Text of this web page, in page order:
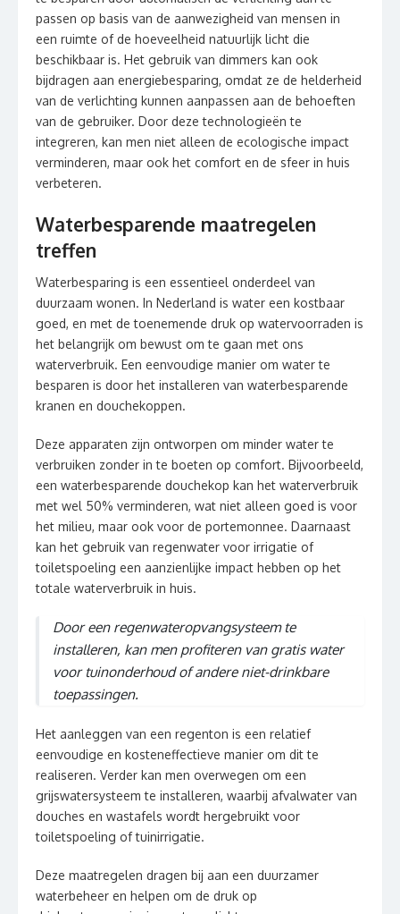
passen op basis van de aanwezigheid van mensen in
een ruimte of de hoeveelheid natuurlijk licht die
beschikbaar is. Het gebruik van dimmers kan ook
bijdragen aan energiebesparing, omdat ze de helderheid
van de verlichting kunnen aanpassen aan de behoeften
van de gebruiker. Door deze technologieën te
integreren, kan men niet alleen de ecologische impact
verminderen, maar ook het comfort en de sfeer in huis
verbeteren.
Waterbesparende maatregelen
treffen
Waterbesparing is een essentieel onderdeel van
duurzaam wonen. In Nederland is water een kostbaar
goed, en met de toenemende druk op watervoorraden is
het belangrijk om bewust om te gaan met ons
waterverbruik. Een eenvoudige manier om water te
besparen is door het installeren van waterbesparende
kranen en douchekoppen.
Deze apparaten zijn ontworpen om minder water te
verbruiken zonder in te boeten op comfort. Bijvoorbeeld,
een waterbesparende douchekop kan het waterverbruik
met wel 50% verminderen, wat niet alleen goed is voor
het milieu, maar ook voor de portemonnee. Daarnaast
kan het gebruik van regenwater voor irrigatie of
toiletspoeling een aanzienlijke impact hebben op het
totale waterverbruik in huis.
Door een regenwateropvangsysteem te
installeren, kan men profiteren van gratis water
voor tuinonderhoud of andere niet-drinkbare
toepassingen.
Het aanleggen van een regenton is een relatief
eenvoudige en kosteneffectieve manier om dit te
realiseren. Verder kan men overwegen om een
grijswatersysteem te installeren, waarbij afvalwater van
douches en wastafels wordt hergebruikt voor
toiletspoeling of tuinirrigatie.
Deze maatregelen dragen bij aan een duurzamer
waterbeheer en helpen om de druk op